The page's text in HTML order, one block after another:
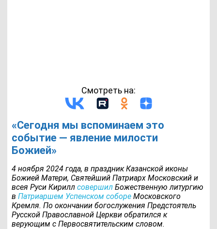
Смотреть на:
«Сегодня мы вспоминаем это
событие — явление милости
Божией»
4 ноября 2024 года, в праздник Казанской иконы
Божией Матери, Святейший Патриарх Московский и
всея Руси Кириллсовершил Божественную литургию
вПатриаршем Успенском соборе Московского
Кремля. По окончании богослужения Предстоятель
Русской Православной Церкви обратился к
верующим с Первосвятительским словом.